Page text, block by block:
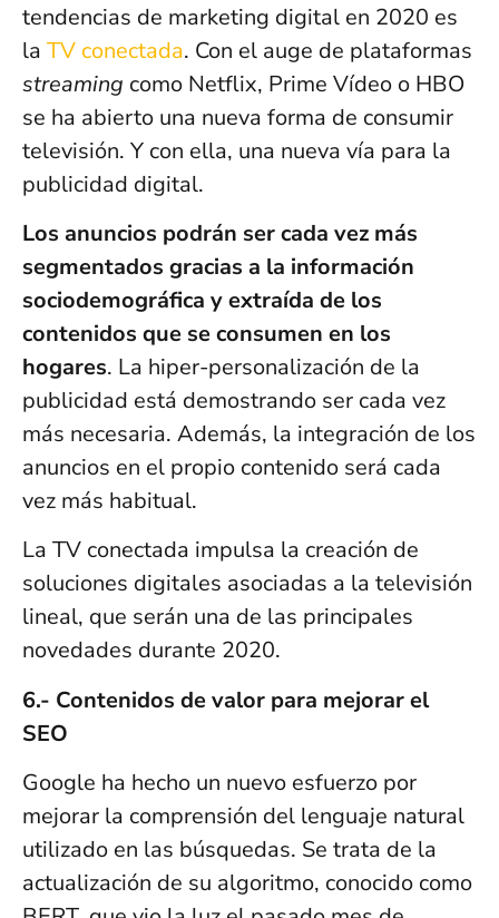
tendencias de marketing digital en 2020 es
la TV conectada. Con el auge de plataformas
streaming como Netflix, Prime Vídeo o HBO
se ha abierto una nueva forma de consumir
televisión. Y con ella, una nueva vía para la
publicidad digital.
Los anuncios podrán ser cada vez más
segmentados gracias a la información
sociodemográfica y extraída de los
contenidos que se consumen en los
hogares. La hiper-personalización de la
publicidad está demostrando ser cada vez
más necesaria. Además, la integración de los
anuncios en el propio contenido será cada
vez más habitual.
La TV conectada impulsa la creación de
soluciones digitales asociadas a la televisión
lineal, que serán una de las principales
novedades durante 2020.
6.- Contenidos de valor para mejorar el
SEO
Google ha hecho un nuevo esfuerzo por
mejorar la comprensión del lenguaje natural
utilizado en las búsquedas. Se trata de la
actualización de su algoritmo, conocido como